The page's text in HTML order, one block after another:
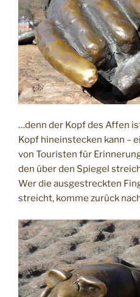
…denn der Kopf des Affen
Kopf hineinstecken kann –
von Touristen für
den über den Spiegel
Wer die ausgestreckten
streicht, komme zurück